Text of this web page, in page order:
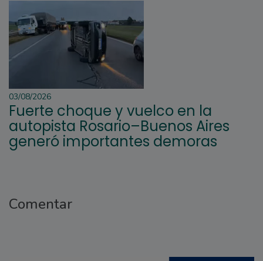
03/08/2026
Fuerte choque y vuelco en la
autopista Rosario–Buenos Aires
generó importantes demoras
Comentar